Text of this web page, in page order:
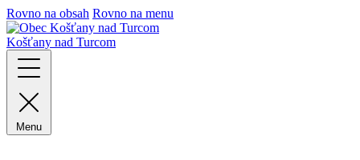
Rovno na obsah Rovno na menu
Košťany nad Turcom
Menu